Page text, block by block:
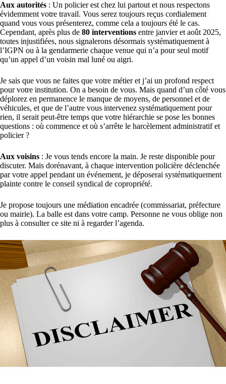
Aux autorités : Un policier est chez lui partout et nous respectons
évidemment votre travail. Vous serez toujours reçus cordialement
quand vous vous présenterez, comme cela a toujours été le cas.
Cependant, après plus de 80 interventions entre janvier et août 2025,
toutes injustifiées, nous signalerons désormais systématiquement à
l’IGPN ou à la gendarmerie chaque venue qui n’a pour seul motif
qu’un appel d’un voisin mal luné ou aigri.
Je sais que vous ne faites que votre métier et j’ai un profond respect
pour votre institution. On a besoin de vous. Mais quand d’un côté vous
déplorez en permanence le manque de moyens, de personnel et de
véhicules, et que de l’autre vous intervenez systématiquement pour
rien, il serait peut-être temps que votre hiérarchie se pose les bonnes
questions : où commence et où s’arrête le harcèlement administratif et
policier ?
Aux voisins : Je vous tends encore la main. Je reste disponible pour
discuter. Mais dorénavant, à chaque intervention policière déclenchée
par votre appel pendant un événement, je déposerai systématiquement
plainte contre le conseil syndical de copropriété.
Je propose toujours une médiation encadrée (commissariat, préfecture
ou mairie). La balle est dans votre camp. Personne ne vous oblige non
plus à consulter ce site ni à regarder l’agenda.